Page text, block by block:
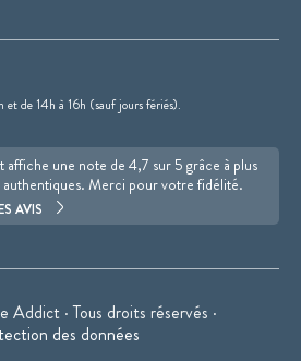
de 14h à 16h (sauf jours fériés).
affiche une note de 4,7 sur 5 grâce à plus
authentiques. Merci pour votre fidélité.
AVIS
· Tous droits réservés ·
des données